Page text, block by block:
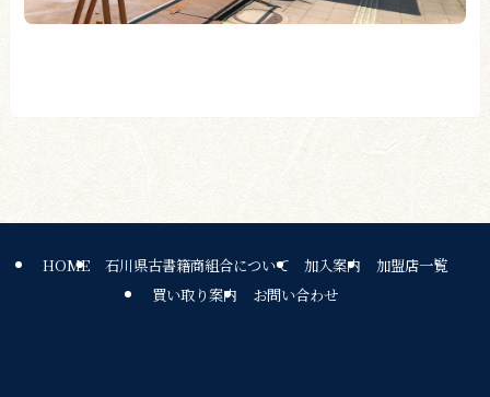
HOME 石川県古書籍商組合について 加入案内
加盟店一覧
買い取り案内
お問い合わせ